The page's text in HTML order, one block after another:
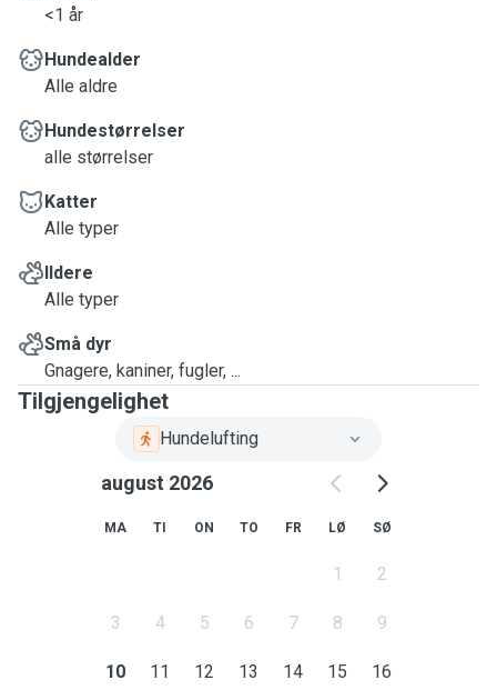
<1 år
Hundealder
Alle aldre
Hundestørrelser
alle størrelser
Katter
Alle typer
Ildere
Alle typer
Små dyr
Gnagere, kaniner, fugler, ...
Tilgjengelighet
Hundelufting
august 2026
MA TI ON TO FR LØ SØ
1 2
3 4 5 6 7 8 9
10 11 12 13 14 15 16